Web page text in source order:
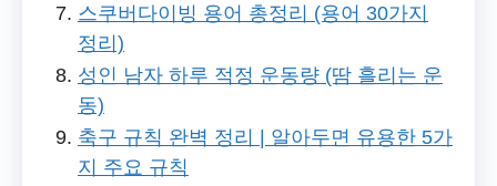
스쿠버다이빙 용어 총정리 (용어 30가지
정리)
성인 남자 하루 적정 운동량 (땀 흘리는 운
동)
축구 규칙 완벽 정리 | 알아두면 유용한 5가
지 주요 규칙